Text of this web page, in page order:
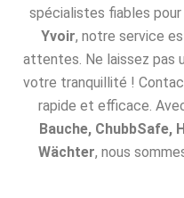
spécialistes fiables pour
Yvoir, notre service
attentes. Ne laissez
votre tranquillité !
rapide et efficace.
Bauche, ChubbSafe,
Wächter, nous